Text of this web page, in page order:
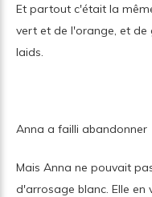
Et partout c'était la
vert et de l'orange, et
laids.
Anna a failli abandonner
Mais Anna ne pouvait
d'arrosage blanc. Elle en